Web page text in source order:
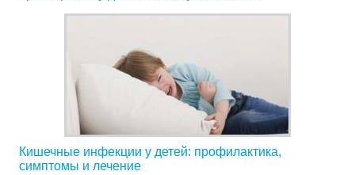
Кишечные инфекции у детей: профилактика,
симптомы и лечение